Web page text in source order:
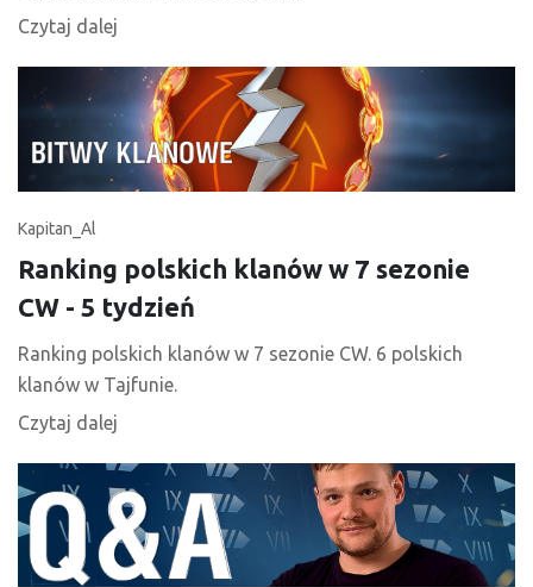
Czytaj dalej
Kapitan_Al
Ranking polskich klanów w 7 sezonie
CW - 5 tydzień
Ranking polskich klanów w 7 sezonie CW. 6 polskich
klanów w Tajfunie.
Czytaj dalej